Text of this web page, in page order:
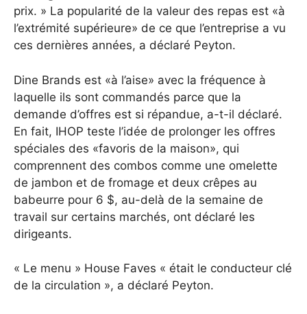
prix. » La popularité de la valeur des repas est «à
l’extrémité supérieure» de ce que l’entreprise a vu
ces dernières années, a déclaré Peyton.
Dine Brands est «à l’aise» avec la fréquence à
laquelle ils sont commandés parce que la
demande d’offres est si répandue, a-t-il déclaré.
En fait, IHOP teste l’idée de prolonger les offres
spéciales des «favoris de la maison», qui
comprennent des combos comme une omelette
de jambon et de fromage et deux crêpes au
babeurre pour 6 $, au-delà de la semaine de
travail sur certains marchés, ont déclaré les
dirigeants.
« Le menu » House Faves « était le conducteur clé
de la circulation », a déclaré Peyton.